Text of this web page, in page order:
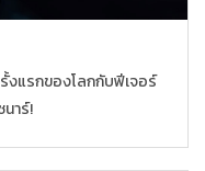
งแรกของโลกกับฟีเจอร์
าร์!